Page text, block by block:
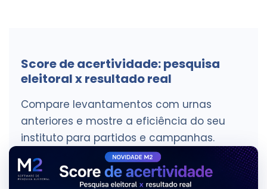
Score de acertividade: pesquisa
eleitoral x resultado real
Compare levantamentos com urnas
anteriores e mostre a eficiência do seu
instituto para partidos e campanhas.